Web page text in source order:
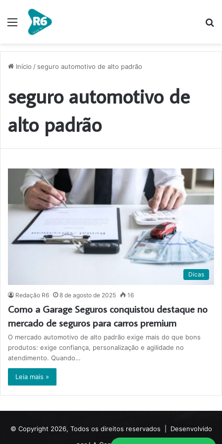
Menu
Início / seguro automotivo de alto padrão
seguro automotivo de
alto padrão
Dicas
Redação R6 8 de agosto de 2025 16
Como a Garage Seguros conquistou destaque no
mercado de seguros para carros premium
O mercado automotivo de alto padrão exige mais do que bons
produtos: exige confiança, personalização e agilidade no
atendimento. Quando…
Leia mais »
© Copyright 2026, Todos os direitos reservados | Desenvolvido